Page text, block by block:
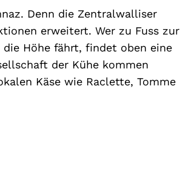
Denn die Zentralwalliser
erweitert. Wer zu Fuss zur
Höhe fährt, findet oben eine
der Kühe kommen
Käse wie Raclette, Tomme